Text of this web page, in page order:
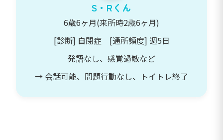
S・Rくん
6歳6ヶ月(来所時2歳6ヶ月)
[診断] 自閉症 [通所頻度] 週5日
発語なし、感覚過敏など
→ 会話可能、問題行動なし、トイトレ終了